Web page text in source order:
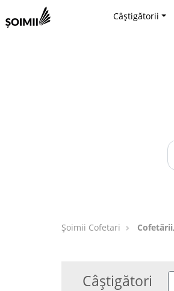
Câștigătorii
Șoimii Cofetari
Câștigători